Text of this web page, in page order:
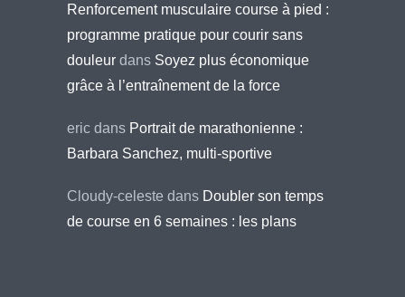
Renforcement musculaire course à pied :
programme pratique pour courir sans
douleur dans Soyez plus économique
grâce à l’entraînement de la force
eric dans Portrait de marathonienne :
Barbara Sanchez, multi-sportive
Cloudy-celeste dans Doubler son temps
de course en 6 semaines : les plans